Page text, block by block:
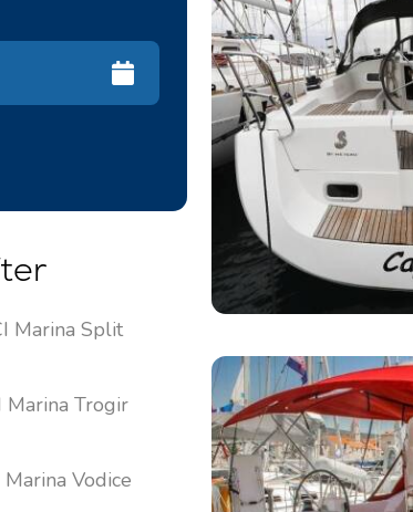
Marina Split
Marina Trogir
Vodice